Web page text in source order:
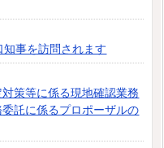
事を訪問されます
策等に係る現地確認業務
託に係るプロポーザルの